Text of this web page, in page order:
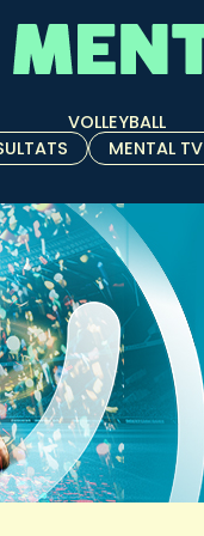
VOLLEYBALL
MENTAL TV